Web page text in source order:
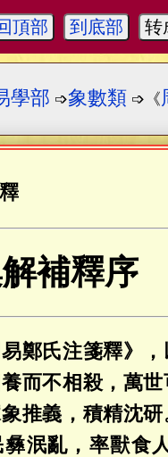
頂部 到底部 转
學部 ➩象數類 ➩《
補釋序
鄭氏注箋釋》
而不相殺，萬
推義，積精沈
泯亂，率獸食